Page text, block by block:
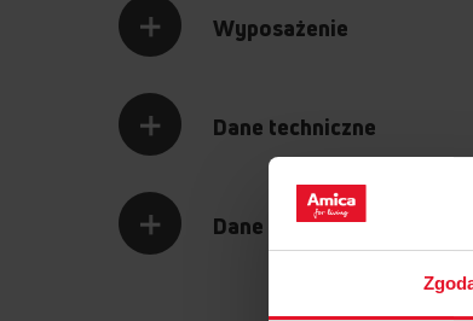
Wyposażenie
Dane techniczne
Dane logistyczne